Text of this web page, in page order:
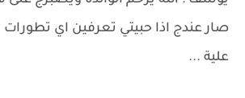
صار عندج اذا حبيتي تعرفين اي
علية ...